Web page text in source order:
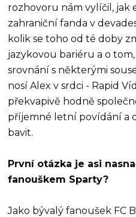
rozhovoru nám vylíčil, jak
zahraniční fanda v
kolik se toho od té doby
jazykovou bariéru a o
srovnání s některými
nosí Alex v srdci - Rapid
překvapivě hodně
příjemné letní povídání a
bavit.
První otázka je asi
fanouškem Sparty?
Jako bývalý fanoušek FC